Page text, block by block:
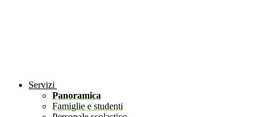
Servizi
Panoramica
Famiglie e studenti